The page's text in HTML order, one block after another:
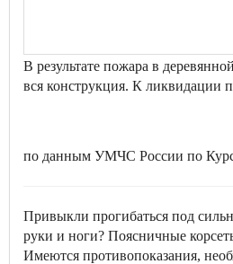
В результате пожара в
вся конструкция. К ликвидации
по данным УМЧС России по
Привыкли прогибаться под
руки и ноги? Поясничные
Имеются противопоказания,